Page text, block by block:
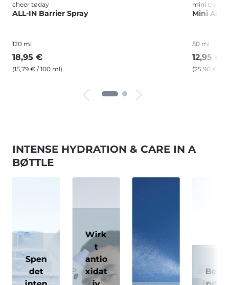
cheer tøday
ALL-IN Barrier Spray
120 ml
18,95 €
(15,79 € / 100 ml)
mini cheer
Mini
50 ml
12,95 €
(25,90 € /
INTENSE HYDRATION & CARE IN A
BØTTLE
Spen
det
Wirk
t
antio
xidat
Beso